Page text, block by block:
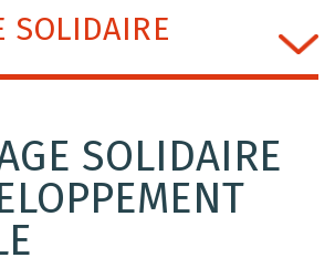
SOLIDAIRE
SOLIDAIRE